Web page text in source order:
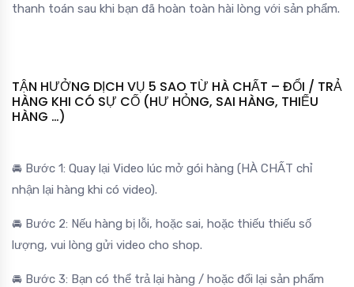
thanh toán sau khi bạn đã hoàn toàn hài lòng với sản phẩm.
TẬN HƯỞNG DỊCH VỤ 5 SAO TỪ HÀ CHẤT – ĐỔI / TRẢ
HÀNG KHI CÓ SỰ CỐ (HƯ HỎNG, SAI HÀNG, THIẾU
HÀNG …)
🚘 Bước 1: Quay lại Video lúc mở gói hàng (HÀ CHẤT chỉ
nhận lại hàng khi có video).
🚘 Bước 2: Nếu hàng bị lỗi, hoặc sai, hoặc thiếu thiếu số
lượng, vui lòng gửi video cho shop.
🚘 Bước 3: Bạn có thể trả lại hàng / hoặc đổi lại sản phẩm